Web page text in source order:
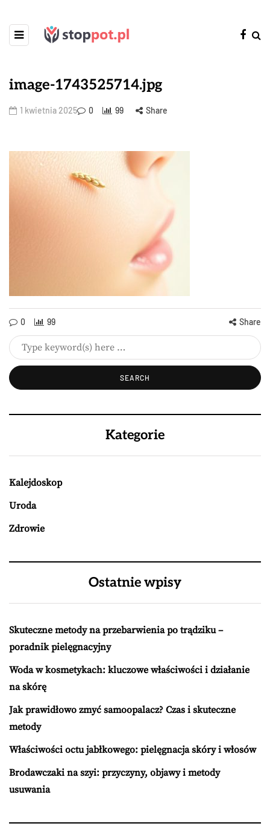
image-1743525714.jpg
1 kwietnia 2025 0 99 Share
0 99 Share
Kategorie
Kalejdoskop
Uroda
Zdrowie
Ostatnie wpisy
Skuteczne metody na przebarwienia po trądziku –
poradnik pielęgnacyjny
Woda w kosmetykach: kluczowe właściwości i działanie
na skórę
Jak prawidłowo zmyć samoopalacz? Czas i skuteczne
metody
Właściwości octu jabłkowego: pielęgnacja skóry i włosów
Brodawczaki na szyi: przyczyny, objawy i metody
usuwania